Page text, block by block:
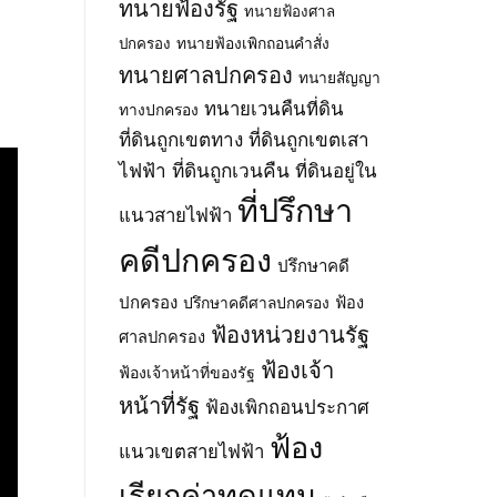
ทนายฟ้องรัฐ ทนายฟ้องศาล
ปกครอง ทนายฟ้องเพิกถอนคำสั่ง
ทนายศาลปกครอง ทนายสัญญา
ทางปกครอง ทนายเวนคืนที่ดิน
ที่ดินถูกเขตทาง ที่ดินถูกเขตเสา
ไฟฟ้า ที่ดินถูกเวนคืน ที่ดินอยู่ใน
แนวสายไฟฟ้า ที่ปรึกษา
คดีปกครอง ปรึกษาคดี
ปกครอง ปรึกษาคดีศาลปกครอง ฟ้อง
ศาลปกครอง ฟ้องหน่วยงานรัฐ
ฟ้องเจ้าหน้าที่ของรัฐ ฟ้องเจ้า
หน้าที่รัฐ ฟ้องเพิกถอนประกาศ
แนวเขตสายไฟฟ้า ฟ้อง